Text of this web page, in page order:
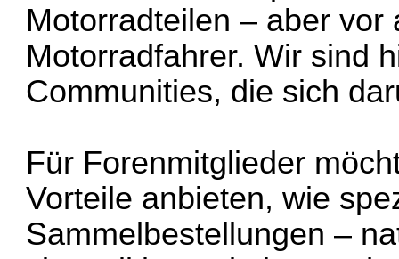
Motorradteilen – aber vor
Motorradfahrer. Wir sind
Communities, die sich
Für Forenmitglieder
Vorteile anbieten, wie
Sammelbestellungen –